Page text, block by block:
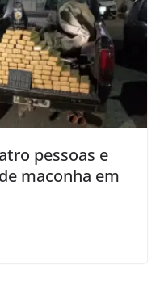
pessoas e
maconha em